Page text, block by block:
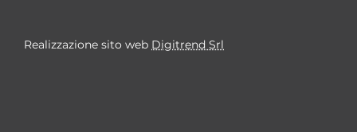
Realizzazione sito web Digitrend Srl